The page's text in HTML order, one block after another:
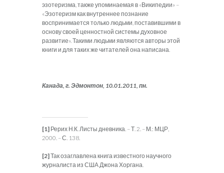
эзотеризма, также упоминаемая в «Википедии» –
«Эзотеризм как внутреннее познание
воспринимается только людьми, поставившими в
основу своей ценностной системы духовное
развитие». Такими людьми являются авторы этой
книги и для таких же читателей она написана.
Канада, г. Эдмонтон, 10.01.2011, пн.
[1] Рерих Н.К. Листы дневника. – Т. 2. – М.: МЦР,
2000. – С. 138.
[2]Так озаглавлена книга известного научного
журналиста из США Джона Хоргана.